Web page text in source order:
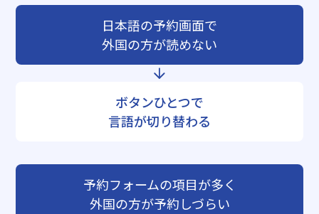
日本語の予約画面で
外国の方が読めない
ボタンひとつで
言語が切り替わる
予約フォームの項目が多く
外国の方が予約しづらい